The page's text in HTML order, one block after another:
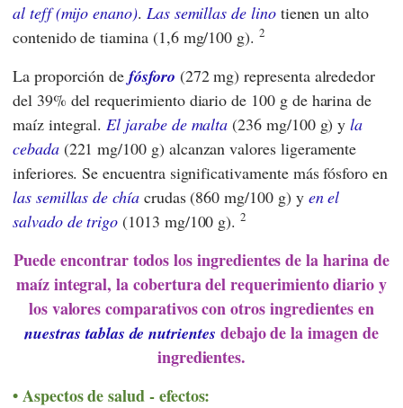
al teff (mijo enano). Las semillas de linotienen un alto
contenido de tiamina (1,6 mg/100 g).2
La proporción defósforo (272 mg) representa alrededor
del 39% del requerimiento diario de 100 g de harina de
maíz integral.El jarabe de malta (236 mg/100 g) yla
cebada(221 mg/100 g) alcanzan valores ligeramente
inferiores. Se encuentra significativamente más fósforo en
las semillas de chíacrudas (860 mg/100 g) y en el
salvado de trigo (1013 mg/100 g).2
Puede encontrar todos los ingredientes de la harina de
maíz integral, la cobertura del requerimiento diario y
los valores comparativos con otros ingredientes en
nuestras tablas de nutrientes debajo de la imagen de
ingredientes.
Aspectos de salud - efectos: